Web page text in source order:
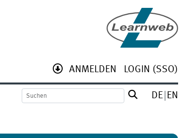
ANMELDEN LOGIN (SSO)
DE EN